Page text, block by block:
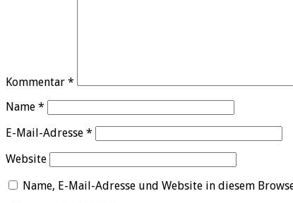
Kommentar *
Name *
E-Mail-Adresse *
Website
Name, E-Mail-Adresse und Website in diesem